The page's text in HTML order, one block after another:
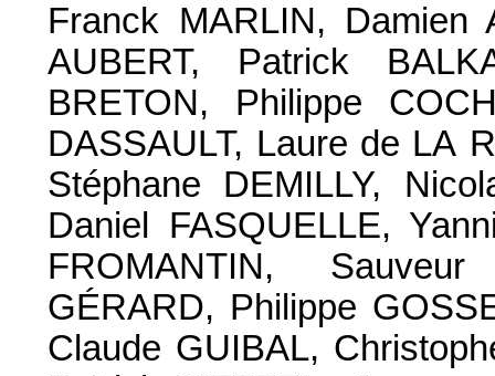
Franck MARLIN, Damien
AUBERT, Patrick
BRETON, Philippe
DASSAULT, Laure de LA
Stéphane DEMILLY,
Daniel FASQUELLE,
FROMANTIN,
GÉRARD, Philippe
Claude GUIBAL,